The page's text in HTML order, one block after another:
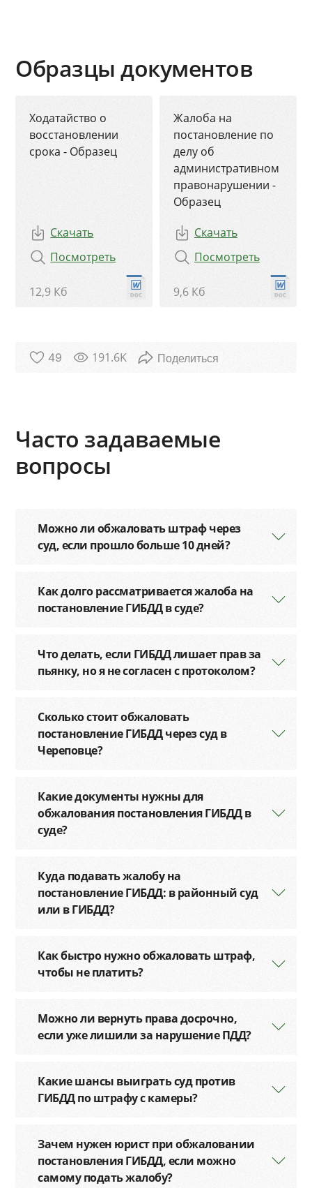
Образцы документов
Ходатайство о
восстановлении
срока - Образец
Скачать
Посмотреть
12,9 Кб
Жалоба на
постановление по
делу об
административном
правонарушении -
Образец
Скачать
Посмотреть
9,6 Кб
49 191.6K
Часто задаваемые
вопросы
Можно ли обжаловать штраф через
суд, если прошло больше 10 дней?
Как долго рассматривается жалоба на
постановление ГИБДД в суде?
Что делать, если ГИБДД лишает прав за
пьянку, но я не согласен с протоколом?
Сколько стоит обжаловать
постановление ГИБДД через суд в
Череповце?
Какие документы нужны для
обжалования постановления ГИБДД в
суде?
Куда подавать жалобу на
постановление ГИБДД: в районный суд
или в ГИБДД?
Как быстро нужно обжаловать штраф,
чтобы не платить?
Можно ли вернуть права досрочно,
если уже лишили за нарушение ПДД?
Какие шансы выиграть суд против
ГИБДД по штрафу с камеры?
Зачем нужен юрист при обжаловании
постановления ГИБДД, если можно
самому подать жалобу?